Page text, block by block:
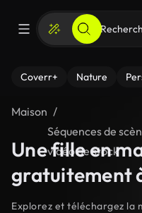
Coverr+ Nature
Maison
Séquences de
vidéo de stock
Une fille en
gratuitement
Explorez et téléchargez la